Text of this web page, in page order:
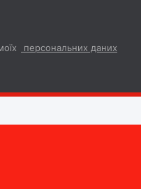
персональних даних